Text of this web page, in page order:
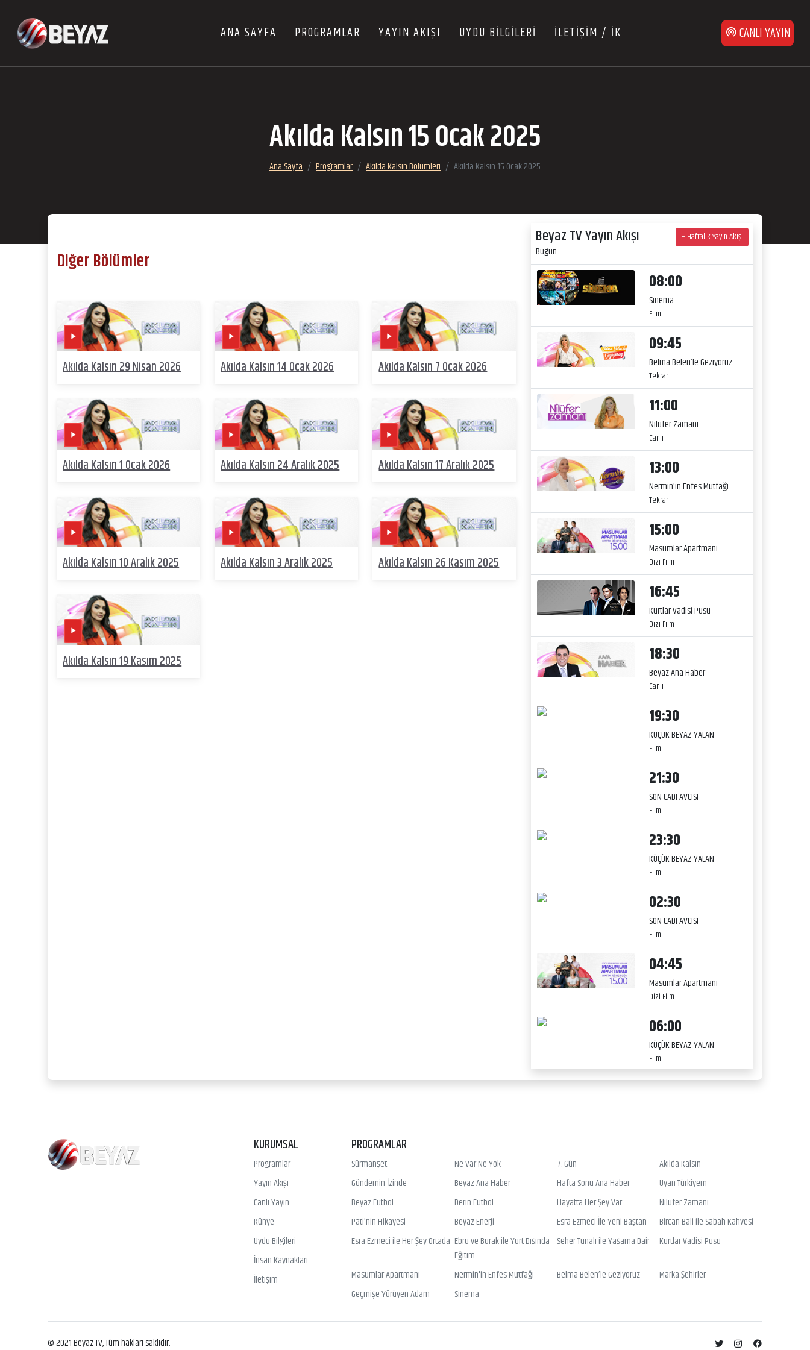
ANA SAYFA PROGRAMLAR YAYIN AKIŞI UYDU BİLGİLERİ İLETİŞİM / İK CANLI YAYIN
Akılda Kalsın 15 Ocak 2025
Ana Sayfa Programlar Akılda Kalsın Bölümleri Akılda Kalsın 15 Ocak 2025
Diğer Bölümler
Akılda Kalsın 29 Nisan 2026 Akılda Kalsın 14 Ocak 2026 Akılda Kalsın 7 Ocak 2026
Akılda Kalsın 1 Ocak 2026 Akılda Kalsın 24 Aralık 2025 Akılda Kalsın 17 Aralık 2025
Akılda Kalsın 10 Aralık 2025 Akılda Kalsın 3 Aralık 2025 Akılda Kalsın 26 Kasım 2025
Akılda Kalsın 19 Kasım 2025
Beyaz TV Yayın Akışı
Bugün
+ Haftalık Yayın Akışı
08:00
Sinema
Film
09:45
Belma Belen’le Geziyoruz
Tekrar
11:00
Nilüfer Zamanı
Canlı
13:00
Nermin'in Enfes Mutfağı
Tekrar
15:00
Masumlar Apartmanı
Dizi Film
16:45
Kurtlar Vadisi Pusu
Dizi Film
18:30
Beyaz Ana Haber
Canlı
19:30
KÜÇÜK BEYAZ YALAN
Film
21:30
SON CADI AVCISI
Film
23:30
KÜÇÜK BEYAZ YALAN
Film
02:30
SON CADI AVCISI
Film
04:45
Masumlar Apartmanı
Dizi Film
06:00
KÜÇÜK BEYAZ YALAN
Film
KURUMSAL
Programlar
Yayın Akışı
Canlı Yayın
Künye
Uydu Bilgileri
İnsan Kaynakları
İletişim
PROGRAMLAR
Sürmanşet Ne Var Ne Yok 7. Gün
Akılda Kalsın
Gündemin İzinde
Beyaz Ana Haber Hafta Sonu Ana Haber
Uyan Türkiyem
Beyaz Futbol
Derin Futbol Hayatta Her Şey Var
Nilüfer Zamanı
Pati'nin Hikayesi
Beyaz Enerji Esra Ezmeci İle Yeni Baştan
Bircan Bali ile Sabah Kahvesi
Esra Ezmeci ile Her Şey Ortada Ebru ve Burak ile Yurt Dışında
Eğitim
Seher Tunalı ile Yaşama Dair Kurtlar Vadisi Pusu
Masumlar Apartmanı Nermin'in Enfes Mutfağı Belma Belen’le Geziyoruz
Marka Şehirler
Geçmişe Yürüyen Adam
Sinema
© 2021 Beyaz TV, Tüm hakları saklıdır.